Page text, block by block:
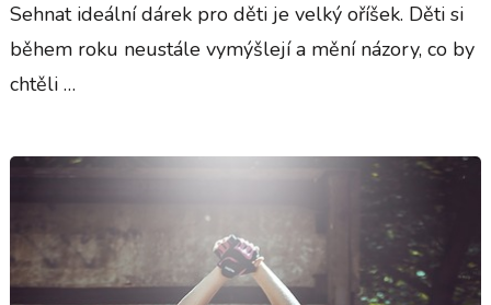
Sehnat ideální dárek pro děti je velký oříšek. Děti si
během roku neustále vymýšlejí a mění názory, co by
chtěli …